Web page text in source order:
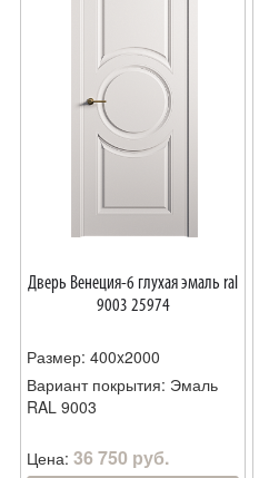
Дверь Венеция-6 глухая эмаль ral
9003 25974
Размер: 400x2000
Вариант покрытия: Эмаль
RAL 9003
Цена: 36 750 руб.